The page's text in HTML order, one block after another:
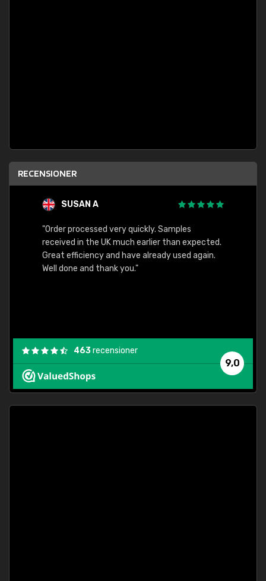
RECENSIONER
SUSAN A
"Order processed very quickly. Samples
received in the UK much earlier than expected.
Great efficiency and have already used again.
Well done and thank you."
9,0
463recensioner